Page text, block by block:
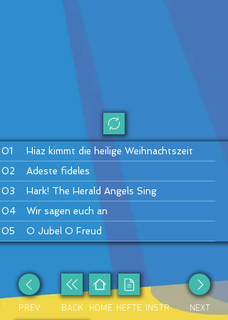
01
Hiaz kimmt die heilige Weihnachtszeit
02
Adeste fideles
03
Hark! The Herald Angels Sing
04
Wir sagen euch an
05
O Jubel O Freud
Auf auf ihr Hirten
PREV HEFTE
BACK INSTR
HOME NEXT